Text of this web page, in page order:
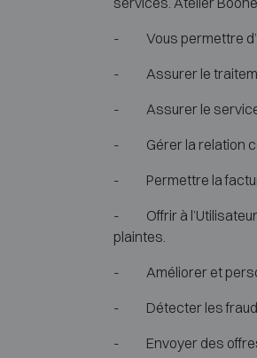
- Vous permettre
- Assurer le
- Assurer le service
- Gérer la relation
- Permettre la
- Offrir à l’Utilisateur
plaintes.
- Améliorer et
- Détecter les
- Envoyer des offres